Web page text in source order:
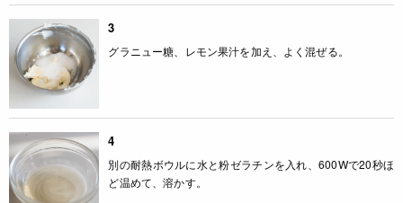
3
グラニュー糖、レモン果汁を加え、よく混ぜる。
4
別の耐熱ボウルに水と粉ゼラチンを入れ、600Wで20秒ほ
ど温めて、溶かす。